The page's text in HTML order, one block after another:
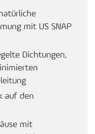
mit US SNAP
Dichtungen,
auf den
mit